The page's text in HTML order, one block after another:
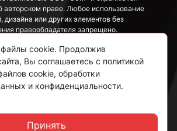
авторском праве. Любое использование
дизайна или других элементов без
правообладателя запрещено.
на сайте, носит исключительно
и не может рассматриваться как
со ст. 437 ГК РФ.
данных
cookie. Продолжив
Вы соглашаетесь с политикой
cookie, обработки
и конфиденциальности.
Принять